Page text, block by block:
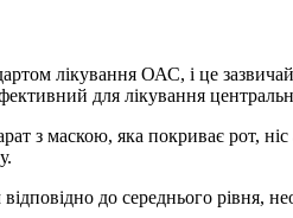
лікування ОАС, і це
для лікування
з маскою, яка покриває рот,
до середнього рівня,